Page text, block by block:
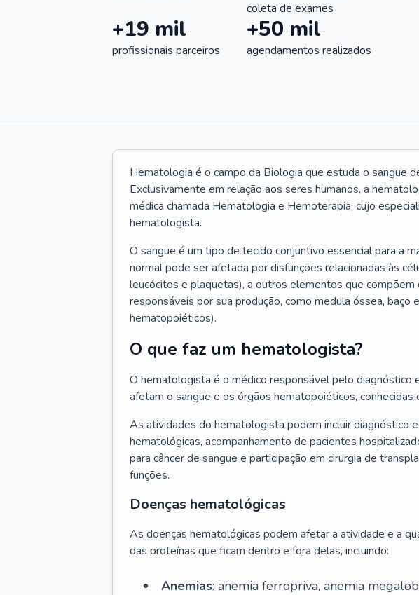
coleta de exames
+19 mil
profissionais parceiros
+50 mil
agendamentos realizados
Hematologia é o campo da Biologia que estuda o sangue
Exclusivamente em relação aos seres humanos, a
médica chamada Hematologia e Hemoterapia, cujo
hematologista.
O sangue é um tipo de tecido conjuntivo essencial para a
normal pode ser afetada por disfunções relacionadas às
leucócitos e plaquetas), a outros elementos que compõem
responsáveis por sua produção, como medula óssea, baço
hematopoiéticos).
O que faz um hematologista?
O hematologista é o médico responsável pelo diagnóstico
afetam o sangue e os órgãos hematopoiéticos, conhecidas
As atividades do hematologista podem incluir diagnóstico
hematológicas, acompanhamento de pacientes
para câncer de sangue e participação em cirurgia de
funções.
Doenças hematológicas
As doenças hematológicas podem afetar a atividade e a
das proteínas que ficam dentro e fora delas, incluindo:
Anemias: anemia ferropriva, anemia